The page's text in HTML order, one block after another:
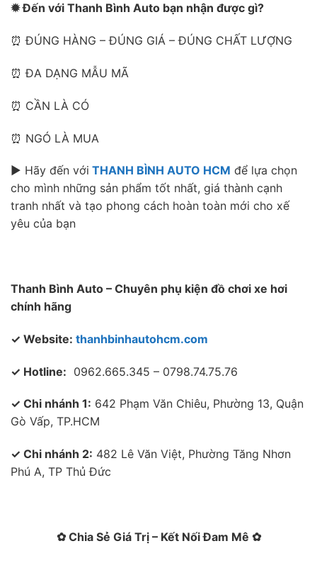
✹ Đến với Thanh Bình Auto bạn nhận được gì?
⏰ ĐÚNG HÀNG – ĐÚNG GIÁ – ĐÚNG CHẤT LƯỢNG
⏰ ĐA DẠNG MẪU MÃ
⏰ CẦN LÀ CÓ
⏰ NGÓ LÀ MUA
► Hãy đến với THANH BÌNH AUTO HCM để lựa chọn
cho mình những sản phẩm tốt nhất, giá thành cạnh
tranh nhất và tạo phong cách hoàn toàn mới cho xế
yêu của bạn
Thanh Bình Auto – Chuyên phụ kiện đồ chơi xe hơi
chính hãng
✓ Website: thanhbinhautohcm.com
✓ Hotline: 0962.665.345 – 0798.74.75.76
✓ Chi nhánh 1: 642 Phạm Văn Chiêu, Phường 13, Quận
Gò Vấp, TP.HCM
✓ Chi nhánh 2: 482 Lê Văn Việt, Phường Tăng Nhơn
Phú A, TP Thủ Đức
✿ Chia Sẻ Giá Trị – Kết Nối Đam Mê ✿